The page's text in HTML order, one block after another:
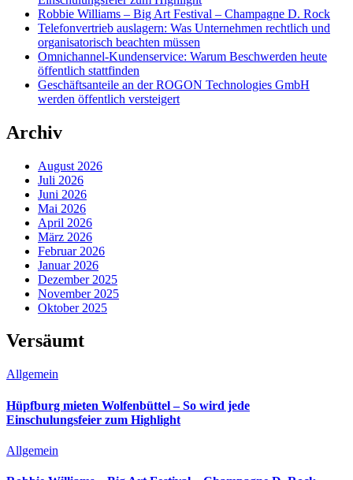
Robbie Williams – Big Art Festival – Champagne D. Rock
Telefonvertrieb auslagern: Was Unternehmen rechtlich und
organisatorisch beachten müssen
Omnichannel-Kundenservice: Warum Beschwerden heute
öffentlich stattfinden
Geschäftsanteile an der ROGON Technologies GmbH
werden öffentlich versteigert
Archiv
August 2026
Juli 2026
Juni 2026
Mai 2026
April 2026
März 2026
Februar 2026
Januar 2026
Dezember 2025
November 2025
Oktober 2025
Versäumt
Allgemein
Hüpfburg mieten Wolfenbüttel – So wird jede
Einschulungsfeier zum Highlight
Allgemein